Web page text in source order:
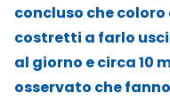
concluso che coloro
costretti a farlo
al giorno e circa 10
osservato che